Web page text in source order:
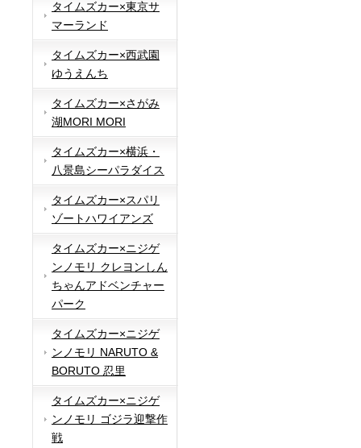
タイムズカー×東京サ
マーランド
タイムズカー×西武園
ゆうえんち
タイムズカー×さがみ
湖MORI MORI
タイムズカー×横浜・
八景島シーパラダイス
タイムズカー×スパリ
ゾートハワイアンズ
タイムズカー×ニジゲ
ンノモリ クレヨンしん
ちゃんアドベンチャー
パーク
タイムズカー×ニジゲ
ンノモリ NARUTO &
BORUTO 忍里
タイムズカー×ニジゲ
ンノモリ ゴジラ迎撃作
戦